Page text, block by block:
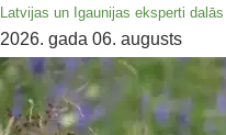
Latvijas un Igaunijas eksperti
2026. gada 06. augusts